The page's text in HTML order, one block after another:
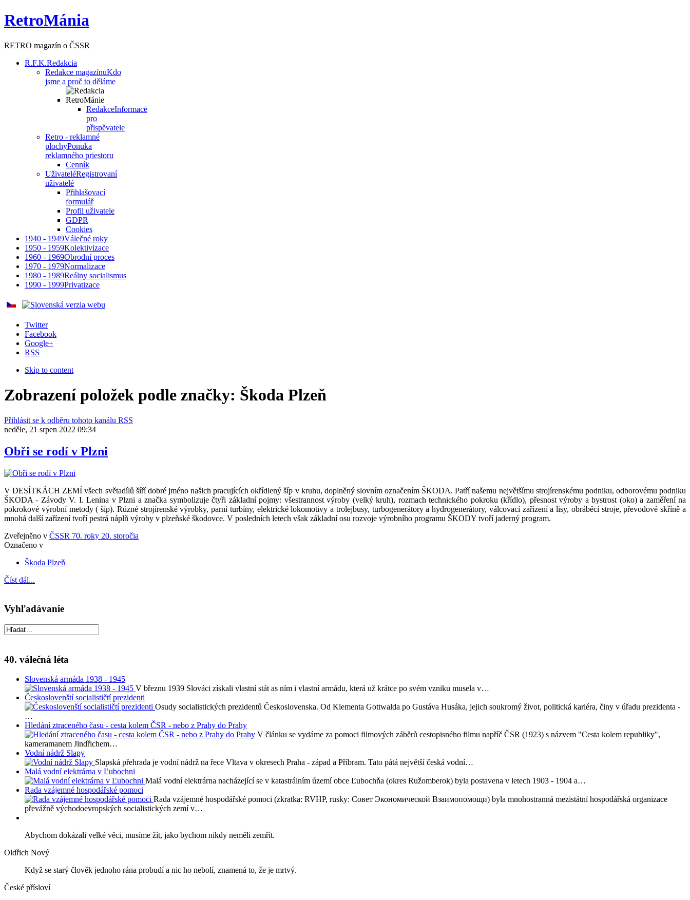
RetroMánia
RETRO magazín o ČSSR
R.F.K.Redakcia
Redakce magazínuKdo
jsme a proč to děláme
RedakceInformace
pro
přispěvatele
Retro - reklamné
plochyPonuka
reklamného priestoru
Cenník
UživateléRegistrovaní
uživatelé
Přihlašovací
formulář
Profil uživatele
GDPR
Cookies
1940 - 1949Válečné roky
1950 - 1959Kolektivizace
1960 - 1969Obrodní proces
1970 - 1979Normalizace
1980 - 1989Reálny socialismus
1990 - 1999Privatizace
Twitter
Facebook
Google+
RSS
Skip to content
Zobrazení položek podle značky: Škoda Plzeň
Přihlásit se k odběru tohoto kanálu RSS
neděle, 21 srpen 2022 09:34
Obři se rodí v Plzni
V DESÍTKÁCH ZEMÍ všech světadílů šíří dobré jméno našich pracujících okřídlený šíp v kruhu, doplněný slovním označením ŠKODA. Patří našemu největšímu strojírenskému podniku, odborovému podniku
ŠKODA - Závody V. I. Lenina v Plzni a značka symbolizuje čtyři základní pojmy: všestrannost výroby (velký kruh), rozmach technického pokroku (křídlo), přesnost výroby a bystrost (oko) a zaměření na
pokrokové výrobní metody ( šíp). Různé strojírenské výrobky, parní turbíny, elektrické lokomotivy a trolejbusy, turbogenerátory a hydrogenerátory, válcovací zařízení a lisy, obráběcí stroje, převodové skříně a
mnohá další zařízení tvoří pestrá náplň výroby v plzeňské škodovce. V posledních letech však základní osu rozvoje výrobního programu ŠKODY tvoří jaderný program.
Zveřejněno v ČSSR 70. roky 20. storočia
Označeno v
Škoda Plzeň
Číst dál...
Vyhľadávanie
40. válečná léta
Slovenská armáda 1938 - 1945
V březnu 1939 Slováci získali vlastní stát as ním i vlastní armádu, která už krátce po svém vzniku musela v…
Českoslovenští socialističtí prezidenti
Osudy socialistických prezidentů Československa. Od Klementa Gottwalda po Gustáva Husáka, jejich soukromý život, politická kariéra, činy v úřadu prezidenta -
…
Hledání ztraceného času - cesta kolem ČSR - nebo z Prahy do Prahy
V článku se vydáme za pomoci filmových záběrů cestopisného filmu napříč ČSR (1923) s názvem "Cesta kolem republiky",
kameramanem Jindřichem…
Vodní nádrž Slapy
Slapská přehrada je vodní nádrž na řece Vltava v okresech Praha - západ a Příbram. Tato pátá největší česká vodní…
Malá vodní elektrárna v Ľubochni
Malá vodní elektrárna nacházející se v katastrálním území obce Ľubochňa (okres Ružomberok) byla postavena v letech 1903 - 1904 a…
Rada vzájemné hospodářské pomoci
Rada vzájemné hospodářské pomoci (zkratka: RVHP, rusky: Совет Экономической Взаимопомощи) byla mnohostranná mezistátní hospodářská organizace
převážně východoevropských socialistických zemí v…
Abychom dokázali velké věci, musíme žít, jako bychom nikdy neměli zemřít.
Oldřich Nový
Když se starý člověk jednoho rána probudí a nic ho nebolí, znamená to, že je mrtvý.
České přísloví